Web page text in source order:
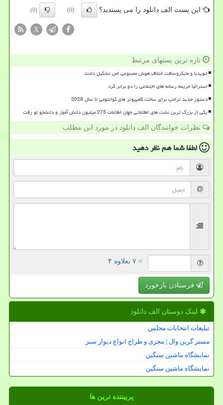
این پست الف دانلود را می پسندید؟ (0)
(0)
X
تازه ترین پستهای مرتبط
انویدیا و مایکروسافت ائتلاف هوش مصنوعی امن تشکیل دادند
استرالیا جریمه رسانه های اجتماعی را دو برابر کرد
دستور جدید ترامپ برای ساخت کامپیوتر های کوانتومی تا سال 2028
یکی از بزرگ ترین نشت های اطلاعاتی جهان اطلاعات 275 میلیون دانش آموز و دانشجو لو رفت
نظرات خوانندگان الف دانلود در مورد این مطلب
لطفا شما همنظر دهید
= ۷ بعلاوه ۴
فرستادن بازخورد
لینک دوستان الف دانلود
تبلیغات انتخابات مجلس
مستر گرین وال | مجری و طراح انواع دیوار سبز
نمایشگاه ماشین سنگین
نمایشگاه ماشین سنگین
پربیننده ترین ها